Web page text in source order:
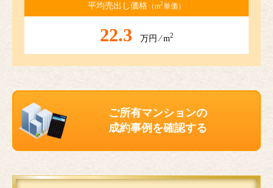
平均売出し価格 （m2単価）
22.3 万円 ⁄ m2
ご所有マンションの
成約事例を確認する